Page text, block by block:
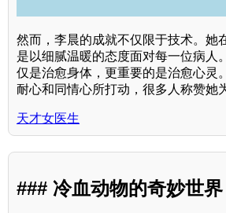
然而，李晨的成就不仅限于技术。她
是以细腻温暖的态度面对每一位病人
仅是治愈身体，更重要的是治愈心灵
耐心和同情心所打动，很多人称赞她为
天才女医生
### 冷血动物的奇妙世界